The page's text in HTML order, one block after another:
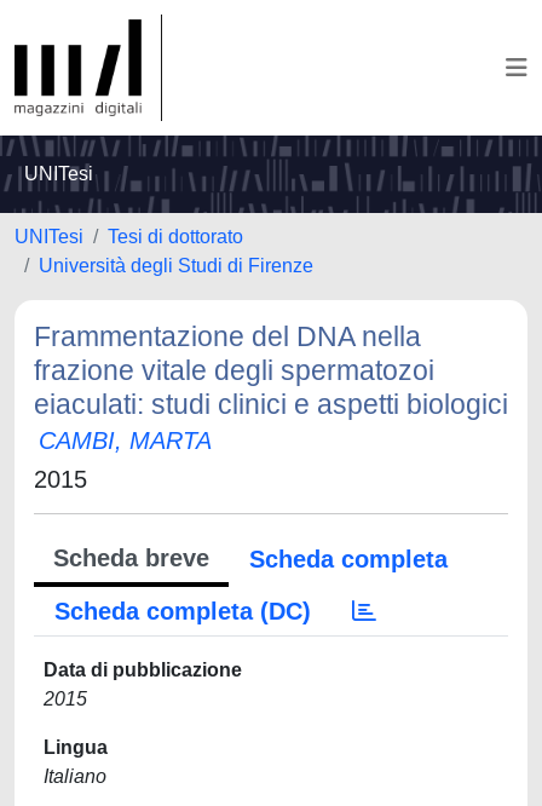
UNITesi
UNITesi
Tesi di dottorato
Università degli Studi di Firenze
Frammentazione del DNA nella
frazione vitale degli spermatozoi
eiaculati: studi clinici e aspetti biologici
CAMBI, MARTA
2015
Scheda breve
Scheda completa
Scheda completa (DC)
Data di pubblicazione
2015
Lingua
Italiano